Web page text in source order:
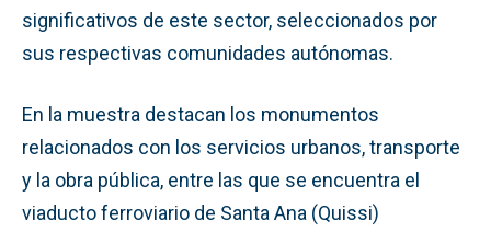
significativos de este sector, seleccionados por
sus respectivas comunidades autónomas.
En la muestra destacan los monumentos
relacionados con los servicios urbanos, transporte
y la obra pública, entre las que se encuentra el
viaducto ferroviario de Santa Ana (Quissi)